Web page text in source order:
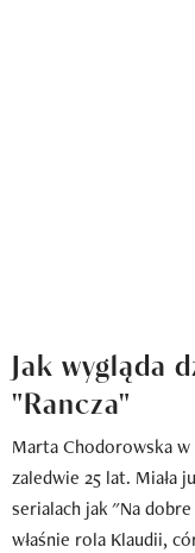
Jak wygląda
"Rancza"
Marta Chodorowska
zaledwie 25 lat. Miała
serialach jak "Na
właśnie rola Klaudii,